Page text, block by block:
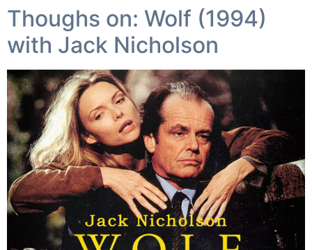
Thoughs on: Wolf (1994)
with Jack Nicholson